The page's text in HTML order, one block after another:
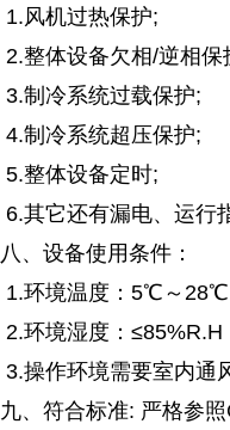
1.风机过热保护;
2.整体设备欠相/逆相保
3.制冷系统过载保护;
4.制冷系统超压保护;
5.整体设备定时;
6.其它还有漏电、运行
八、设备使用条件：
1.环境温度：5℃～
2.环境湿度：≤85%R.H
3.操作环境需要室内通
九、符合标准: 严格参